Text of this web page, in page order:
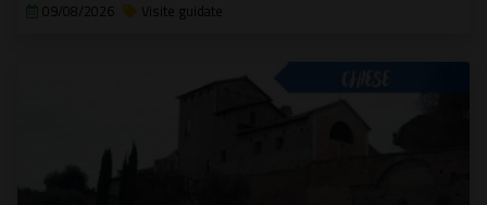
09/08/2026 Visite guidate